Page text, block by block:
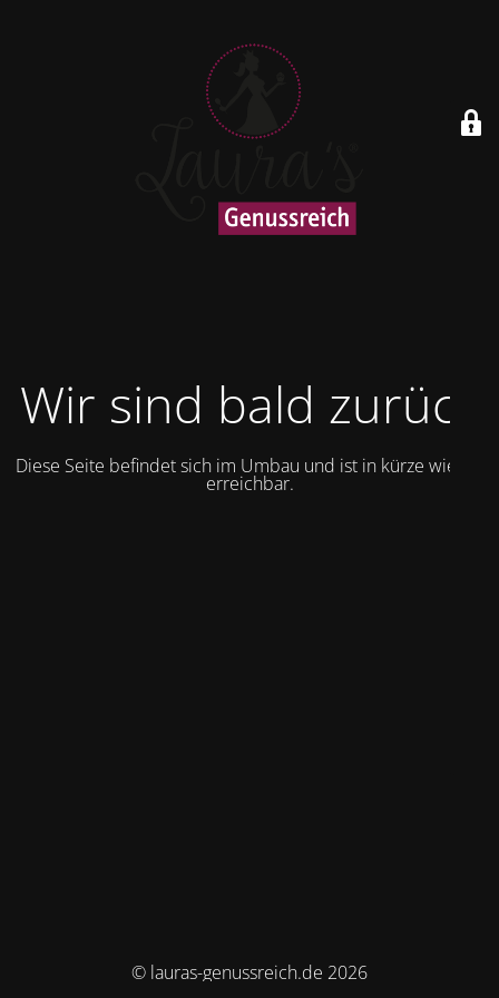
Wir sind bald zurück
Diese Seite befindet sich im Umbau und ist in kürze wieder
erreichbar.
© lauras-genussreich.de 2026